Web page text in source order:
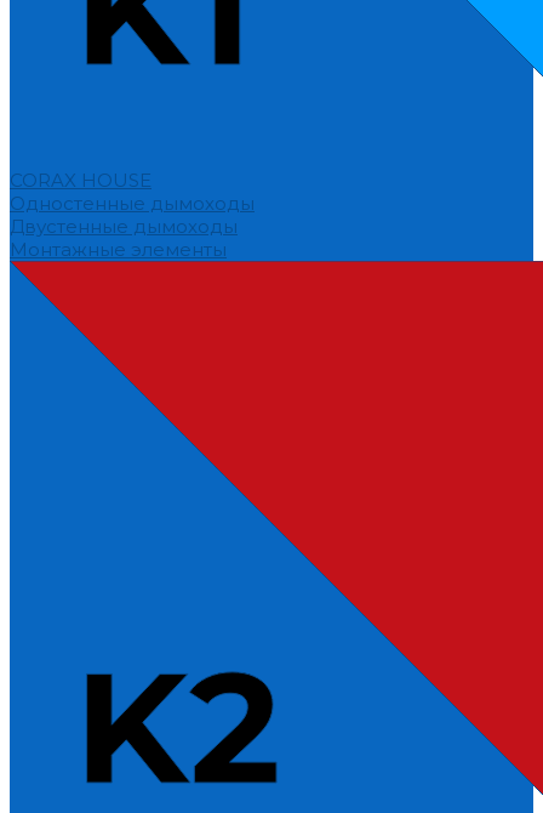
CORAX HOUSE
Одностенные дымоходы
Двустенные дымоходы
Монтажные элементы